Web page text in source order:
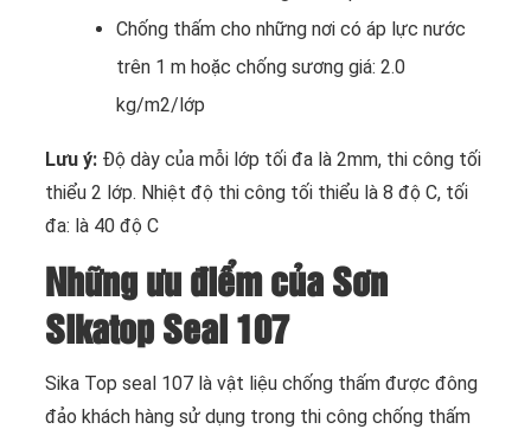
Chống thấm cho những nơi có áp lực nước
trên 1 m hoặc chống sương giá: 2.0
kg/m2/lớp
Lưu ý: Độ dày của mỗi lớp tối đa là 2mm, thi công tối
thiểu 2 lớp. Nhiệt độ thi công tối thiểu là 8 độ C, tối
đa: là 40 độ C
Những ưu điểm của Sơn
Sikatop Seal 107
Sika Top seal 107 là vật liệu chống thấm được đông
đảo khách hàng sử dụng trong thi công chống thấm